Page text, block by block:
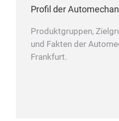
Profil der
Produktgruppen,
und Fakten der
Frankfurt.